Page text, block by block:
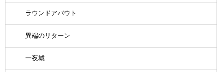
ラウンドアバウト
異端のリターン
一夜城